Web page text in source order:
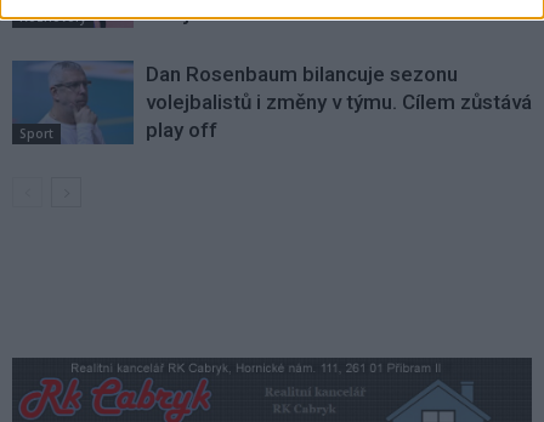
Rozhovory
říká jeho otec
Sport
Dan Rosenbaum bilancuje sezonu
volejbalistů i změny v týmu. Cílem zůstává
play off